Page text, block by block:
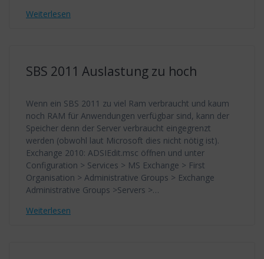
Weiterlesen
SBS 2011 Auslastung zu hoch
Wenn ein SBS 2011 zu viel Ram verbraucht und kaum
noch RAM für Anwendungen verfügbar sind, kann der
Speicher denn der Server verbraucht eingegrenzt
werden (obwohl laut Microsoft dies nicht nötig ist).
Exchange 2010: ADSIEdit.msc öffnen und unter
Configuration > Services > MS Exchange > First
Organisation > Administrative Groups > Exchange
Administrative Groups >Servers >…
Weiterlesen